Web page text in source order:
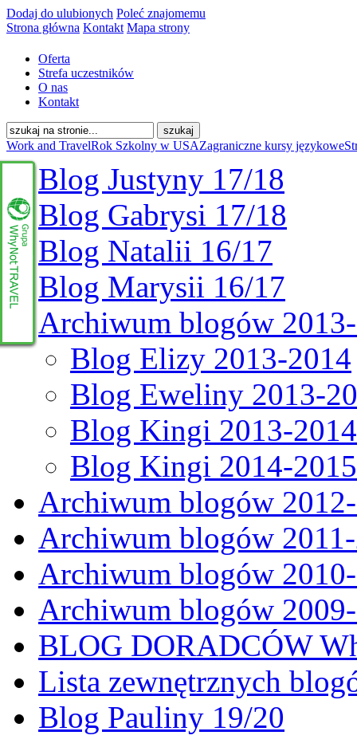
Dodaj do ulubionych Poleć znajomemu
Strona główna Kontakt Mapa strony
Oferta
Strefa uczestników
O nas
Kontakt
Work and TravelRok Szkolny w USAZagraniczne kursy językowe
Blog Justyny 17/18
Blog Gabrysi 17/18
Blog Natalii 16/17
Blog Marysii 16/17
Archiwum blogów
Blog Elizy 2013-2014
Blog Eweliny 2013-
Blog Kingi 2013-2014
Blog Kingi 2014-2015
Archiwum blogów
Archiwum blogów
Archiwum blogów
Archiwum blogów
BLOG DORADCÓW
Lista zewnętrznych
Blog Pauliny 19/20
www.whynottravel.pl